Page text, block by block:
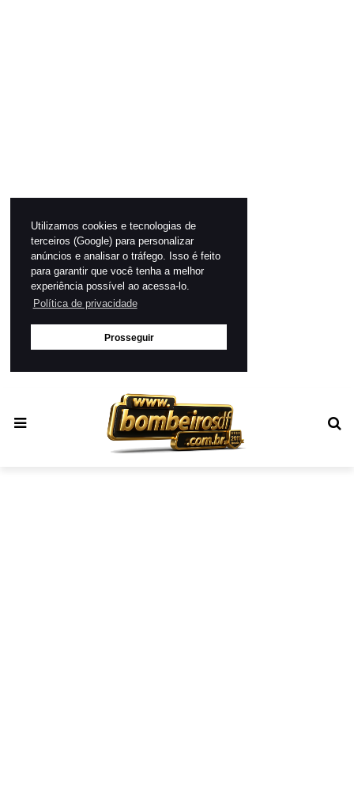
Utilizamos cookies e tecnologias de
terceiros (Google) para personalizar
anúncios e analisar o tráfego. Isso é feito
para garantir que você tenha a melhor
experiência possível ao acessa-lo.
Política de privacidade
Prosseguir